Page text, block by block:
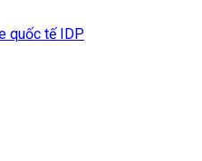
quốc tế IDP